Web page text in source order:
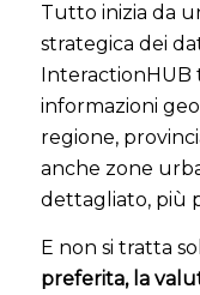
Tutto inizia da
strategica dei
InteractionHUB
informazioni
regione,
anche zone
dettagliato, più
E non si tratta
preferita, la